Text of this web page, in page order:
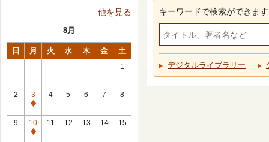
他を見る
8月
日 月 火 水 木 金 土
1
2
3
休
館
日
4 5 6 7 8
9
10
休
11 12 13 14 15
キーワードで検索ができます
デジタルライブラリー